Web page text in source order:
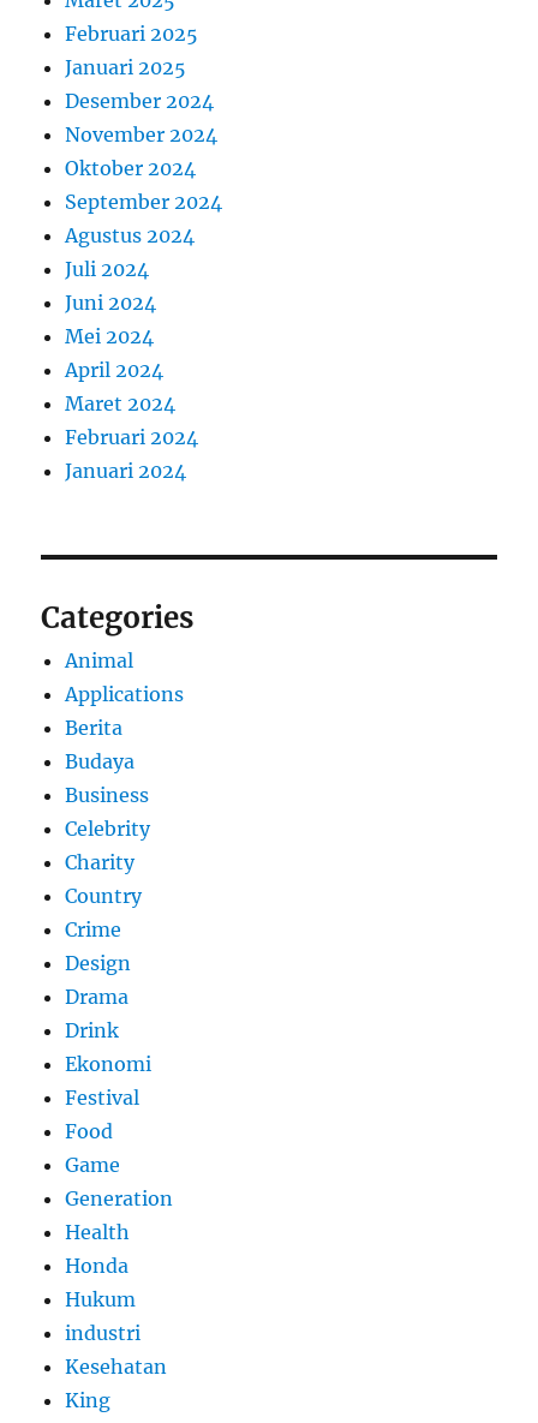
Februari 2025
Januari 2025
Desember 2024
November 2024
Oktober 2024
September 2024
Agustus 2024
Juli 2024
Juni 2024
Mei 2024
April 2024
Maret 2024
Februari 2024
Januari 2024
Categories
Animal
Applications
Berita
Budaya
Business
Celebrity
Charity
Country
Crime
Design
Drama
Drink
Ekonomi
Festival
Food
Game
Generation
Health
Honda
Hukum
industri
Kesehatan
King